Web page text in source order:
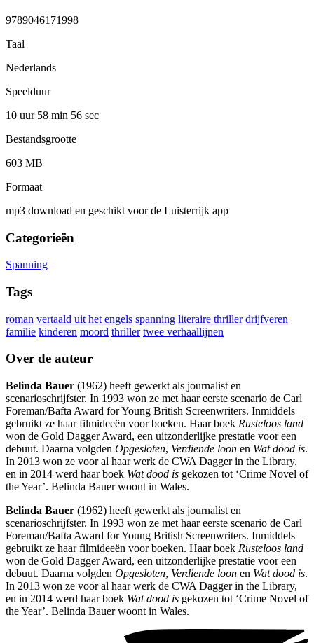
9789046171998
Taal
Nederlands
Speelduur
10 uur 58 min 56 sec
Bestandsgrootte
603 MB
Formaat
mp3 download en geschikt voor de Luisterrijk app
Categorieën
Spanning
Tags
roman vertaald uit het engels spanning literaire thriller drijfveren
familie kinderen moord thriller twee verhaallijnen
Over de auteur
Belinda Bauer (1962) heeft gewerkt als journalist en
scenarioschrijfster. In 1993 won ze met haar eerste scenario de Carl
Foreman/Bafta Award for Young British Screenwriters. Inmiddels
gebruikt ze haar filmideeën voor boeken. Haar boek Rusteloos land
won de Gold Dagger Award, een uitzonderlijke prestatie voor een
debuut. Daarna volgden Opgesloten, Verdiende loon en Wat dood is.
In 2013 won ze voor al haar werk de CWA Dagger in the Library,
en in 2014 werd haar boek Wat dood is gekozen tot ‘Crime Novel of
the Year’. Belinda Bauer woont in Wales.
Belinda Bauer (1962) heeft gewerkt als journalist en
scenarioschrijfster. In 1993 won ze met haar eerste scenario de Carl
Foreman/Bafta Award for Young British Screenwriters. Inmiddels
gebruikt ze haar filmideeën voor boeken. Haar boek Rusteloos land
won de Gold Dagger Award, een uitzonderlijke prestatie voor een
debuut. Daarna volgden Opgesloten, Verdiende loon en Wat dood is.
In 2013 won ze voor al haar werk de CWA Dagger in the Library,
en in 2014 werd haar boek Wat dood is gekozen tot ‘Crime Novel of
the Year’. Belinda Bauer woont in Wales.